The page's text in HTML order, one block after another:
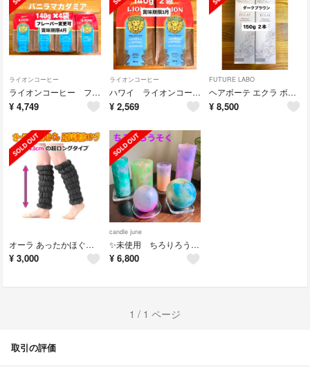
ライオンコーヒー
ライオンコーヒー フレーバーコーヒー／バニラマカダミア 140g(粉) 4袋
¥ 4,749
ライオンコーヒー
ハワイ ライオンコーヒー フレーバー バニラキャラメル 140g (粉)２袋
¥ 2,569
FUTURE LABO
ヘアボーテ エクラ ボタニカル エアカラーフォーム up 2本
¥ 8,500
オーラ あったかほぐし足首 岩盤浴 レッグウォーマー ロング ／グレー
¥ 3,000
candle june
✨未使用 ちろりろうそく 6個セット お纏め売り 整理出品!!
¥ 6,800
1 / 1 ページ
取引の評価